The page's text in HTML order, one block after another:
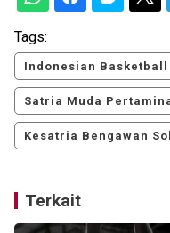
Tags:
Indonesian Basketball
Satria Muda
Kesatria Bengawan
Terkait